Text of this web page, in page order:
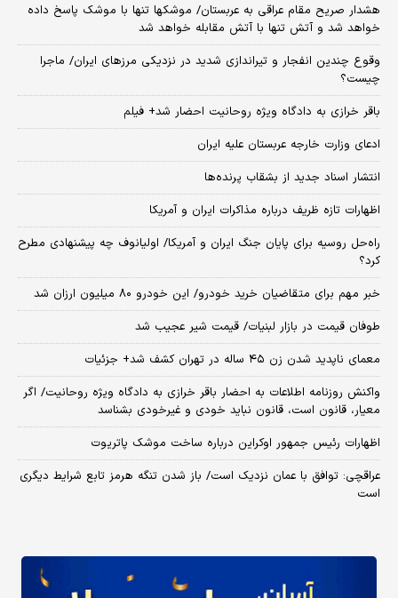
هشدار صریح مقام عراقی به عربستان/ موشکها تنها با موشک پاسخ داده
خواهد شد و آتش تنها با آتش مقابله خواهد شد
وقوع چندین انفجار و تیراندازی شدید در نزدیکی مرز‌های ایران/ ماجرا
چیست؟
باقر خرازی به دادگاه ویژه روحانیت احضار شد+ فیلم
ادعای وزارت خارجه عربستان علیه ایران
انتشار اسناد جدید از بشقاب پرنده‌ها
اظهارات تازه ظریف درباره مذاکرات ایران و آمریکا
راه‌حل روسیه برای پایان جنگ ایران و آمریکا/ اولیانوف چه پیشنهادی مطرح
کرد؟
خبر مهم برای متقاضیان خرید خودرو/ این خودرو ۸۰ میلیون ارزان شد
طوفان قیمت در بازار لبنیات/ قیمت شیر عجیب شد
معمای ناپدید شدن زن ۴۵ ساله در تهران کشف شد+ جزئیات
واکنش روزنامه اطلاعات به احضار باقر خرازی به دادگاه ویژه روحانیت/ اگر
معیار، قانون است، قانون نباید خودی و غیرخودی بشناسد
اظهارات رئیس جمهور اوکراین درباره ساخت موشک پاتریوت
عراقچی: توافق با عمان نزدیک است/ باز شدن تنگه هرمز تابع شرایط دیگری
است